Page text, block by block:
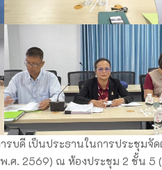
รบดี เป็นประธานในการประชุมจั
.ศ. 2569) ณ ห้องประชุม 2 ชั้น 5